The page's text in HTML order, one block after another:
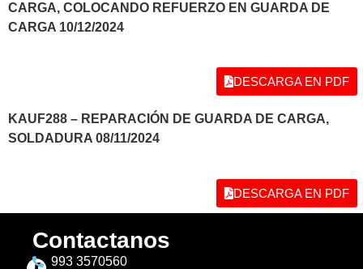
CARGA, COLOCANDO REFUERZO EN GUARDA DE
CARGA 10/12/2024
DESCARGA EN PDF
KAUF288 – REPARACIÓN DE GUARDA DE CARGA,
SOLDADURA 08/11/2024
DESCARGA EN PDF
Contactanos
993 3570560